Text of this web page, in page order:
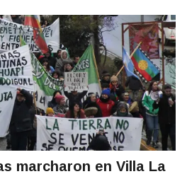
marcharon en Villa La